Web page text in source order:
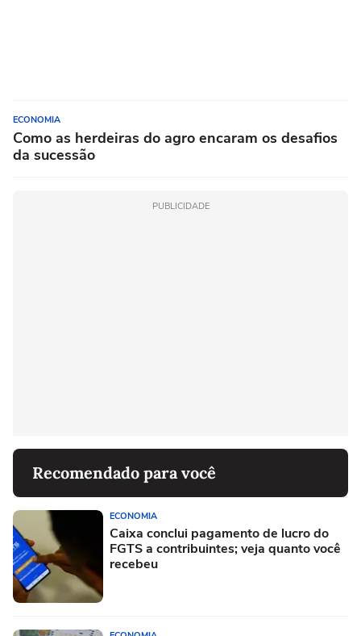
ECONOMIA
Como as herdeiras do agro encaram os desafios
da sucessão
PUBLICIDADE
Recomendado para você
ECONOMIA
Caixa conclui pagamento de lucro do
FGTS a contribuintes; veja quanto você
recebeu